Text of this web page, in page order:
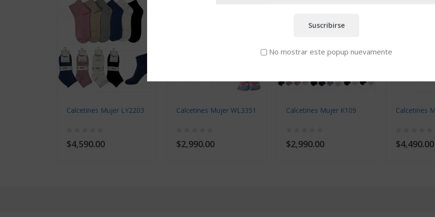
Calcetines Mujer LY2203
$4,590.00
Calcetines Mujer WL3351
$2,990.00
Calcetines Mujer K109
$2,990.00
Calcetines
$4,490.00
Suscribirse
No mostrar este popup nuevamente